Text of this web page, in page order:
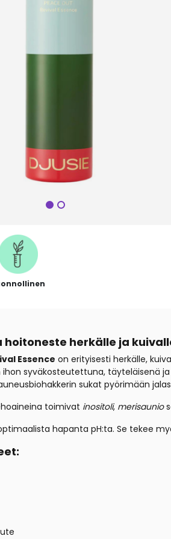
herkälle ja
Essence on erityisesti herkälle,
syväkosteutettuna, täyteläisenä
sukat pyörimään
toimivat inositoli, merisaunio
hapanta pH:ta. Se tekee